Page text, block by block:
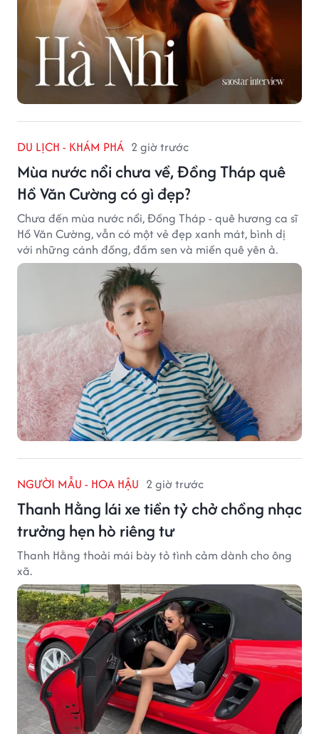
DU LỊCH - KHÁM PHÁ 2 giờ trước
Mùa nước nổi chưa về, Đồng Tháp quê
Hồ Văn Cường có gì đẹp?
Chưa đến mùa nước nổi, Đồng Tháp - quê hương ca sĩ
Hồ Văn Cường, vẫn có một vẻ đẹp xanh mát, bình dị
với những cánh đồng, đầm sen và miền quê yên ả.
NGƯỜI MẪU - HOA HẬU 2 giờ trước
Thanh Hằng lái xe tiền tỷ chở chồng nhạc
trưởng hẹn hò riêng tư
Thanh Hằng thoải mái bày tỏ tình cảm dành cho ông
xã.